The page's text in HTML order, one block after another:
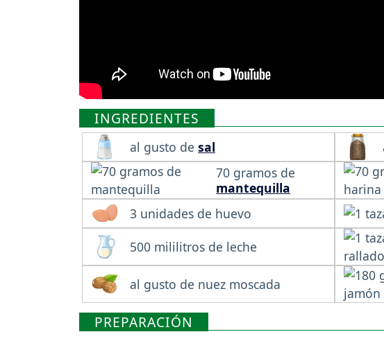
INGREDIENTES
al gusto de sal
70 gramos de
mantequilla
3 unidades de huevo
500 mililitros de leche
al gusto de nuez moscada
PREPARACIÓN